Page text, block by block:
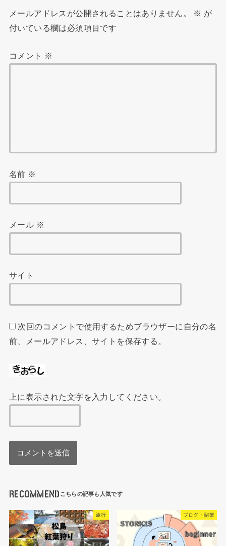
メールアドレスが公開されることはありません。 ※ が
付いている欄は必須項目です
コメント ※
名前 ※
メール ※
サイト
次回のコメントで使用するためブラウザーに自分の名
前、メールアドレス、サイトを保存する。
上に表示された文字を入力してください。
RECOMMEND
旅行 ブログ・副業